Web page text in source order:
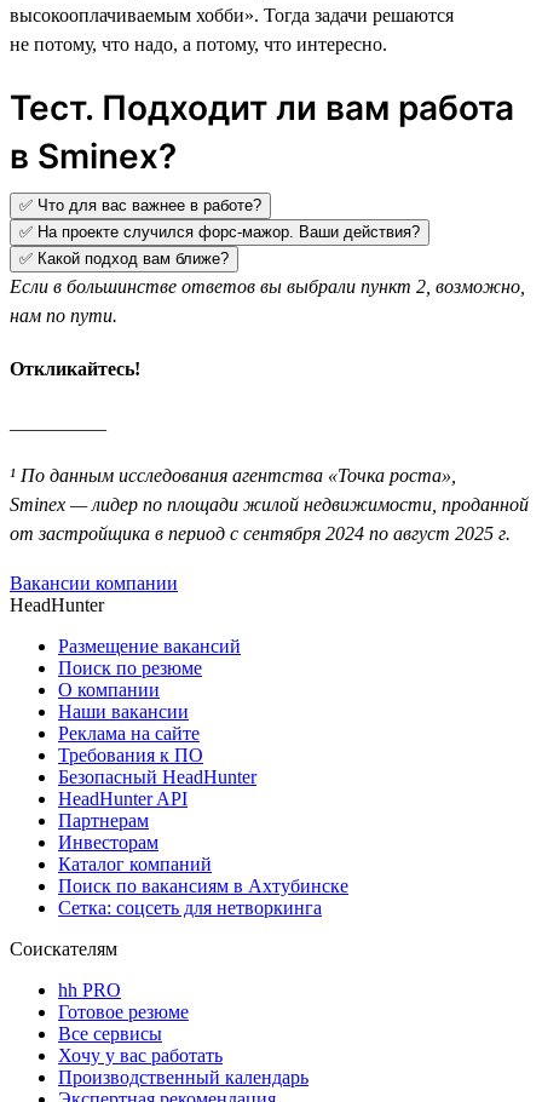
высокооплачиваемым хобби». Тогда задачи решаются
не потому, что надо, а потому, что интересно.
Тест. Подходит ли вам работа
в Sminex?
✅ Что для вас важнее в работе?
✅ На проекте случился форс-мажор. Ваши действия?
✅ Какой подход вам ближе?
Если в большинстве ответов вы выбрали пункт 2, возможно,
нам по пути.
Откликайтесь!
¹ По данным исследования агентства «Точка роста»,
Sminex — лидер по площади жилой недвижимости, проданной
от застройщика в период с сентября 2024 по август 2025 г.
Вакансии компании
HeadHunter
Размещение вакансий
Поиск по резюме
О компании
Наши вакансии
Реклама на сайте
Требования к ПО
Безопасный HeadHunter
HeadHunter API
Партнерам
Инвесторам
Каталог компаний
Поиск по вакансиям в Ахтубинске
Сетка: соцсеть для нетворкинга
Соискателям
hh PRO
Готовое резюме
Все сервисы
Хочу у вас работать
Производственный календарь